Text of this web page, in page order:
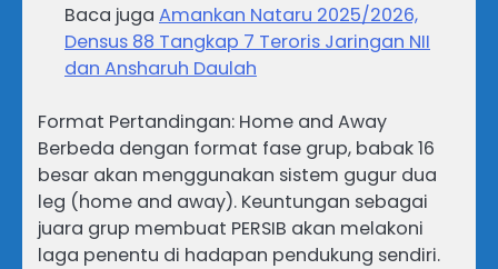
Baca juga Amankan Nataru 2025/2026,
Densus 88 Tangkap 7 Teroris Jaringan NII
dan Ansharuh Daulah
Format Pertandingan: Home and Away
Berbeda dengan format fase grup, babak 16
besar akan menggunakan sistem gugur dua
leg (home and away). Keuntungan sebagai
juara grup membuat PERSIB akan melakoni
laga penentu di hadapan pendukung sendiri.